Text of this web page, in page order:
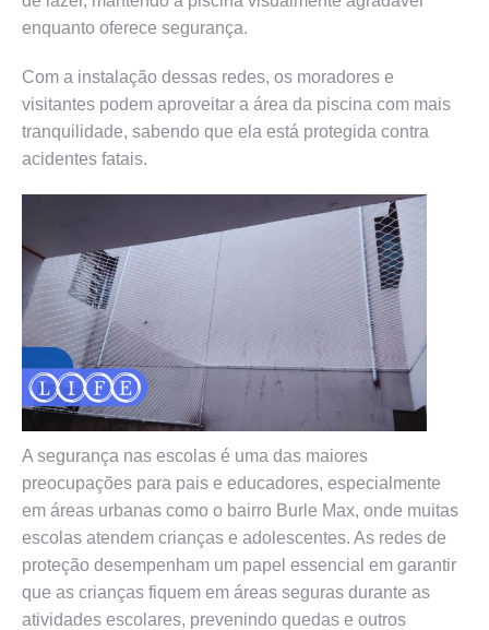
enquanto oferece segurança.
Com a instalação dessas redes, os moradores e
visitantes podem aproveitar a área da piscina com mais
tranquilidade, sabendo que ela está protegida contra
acidentes fatais.
A segurança nas escolas é uma das maiores
preocupações para pais e educadores, especialmente
em áreas urbanas como o bairro Burle Max, onde muitas
escolas atendem crianças e adolescentes. As redes de
proteção desempenham um papel essencial em garantir
que as crianças fiquem em áreas seguras durante as
atividades escolares, prevenindo quedas e outros